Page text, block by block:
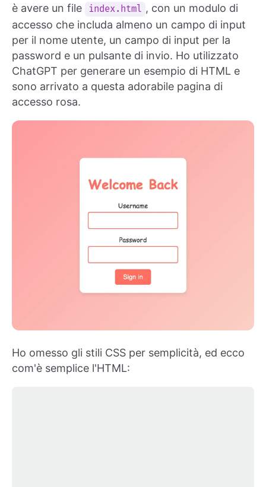
è avere un file
index.html , con un modulo di
accesso che includa almeno un campo di input
per il nome utente, un campo di input per la
password e un pulsante di invio. Ho utilizzato
ChatGPT per generare un esempio di HTML e
sono arrivato a questa adorabile pagina di
accesso rosa.
Ho omesso gli stili CSS per semplicità, ed ecco
com'è semplice l'HTML: